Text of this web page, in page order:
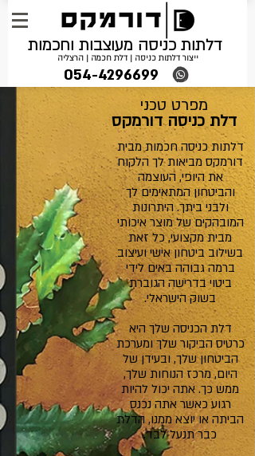
דלתות כניסה מעוצבות וחכמות
ייצור דלתות כניסה | דלת חכמה | הרצליה
054-4296699
מפרט טכני
דלת כניסה דורמקס
דלתות כניסה חכמות מבית
דורמקס מביאות לך הלקוח
את היופי, העוצמה
והביטחון המתאימים לך
ולבני ביתך. היתרונות
המובהקים של מוצר איכותי
מבית מקצועי, כל זאת
בשילוב ביטחון אישי ועיצוב
ברמה גבוהה באים לידי
ביטוי בדרישה הגוברת
בשוק הישראלי.
דלת הכניסה שלך היא
כרטיס הביקור שלך ומערכת
הביטחון שלך, ובעידן של
היום, מרכז הנוחות שלך,
ממש כך. אתה יכול להיות
רגוע כאשר אתה נכנס
הביתה או יוצא ממנו, הדלת
כבר תנעל לבד.